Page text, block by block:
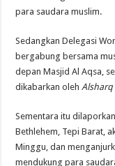
para saudara muslim.
Sedangkan Delegasi
bergabung bersama
depan Masjid Al Aqsa,
dikabarkan olehAlsharq
Sementara itu
Bethlehem, Tepi Barat,
Minggu, dan
mendukung para